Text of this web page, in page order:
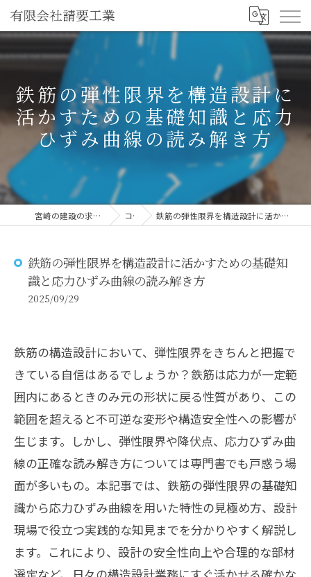
鉄筋の弾性限界を構造設計に
活かすための基礎知識と応力
ひずみ曲線の読み解き方
宮崎の建設の求人なら有限会社請要工業 コラム 鉄筋の弾性限界を構造設計に活かすための基礎知識と応力ひずみ曲線の読み解き方
鉄筋の弾性限界を構造設計に活かすための基礎知
識と応力ひずみ曲線の読み解き方
2025/09/29
鉄筋の構造設計において、弾性限界をきちんと把握で
きている自信はあるでしょうか？鉄筋は応力が一定範
囲内にあるときのみ元の形状に戻る性質があり、この
範囲を超えると不可逆な変形や構造安全性への影響が
生じます。しかし、弾性限界や降伏点、応力ひずみ曲
線の正確な読み解き方については専門書でも戸惑う場
面が多いもの。本記事では、鉄筋の弾性限界の基礎知
識から応力ひずみ曲線を用いた特性の見極め方、設計
現場で役立つ実践的な知見までを分かりやすく解説し
ます。これにより、設計の安全性向上や合理的な部材